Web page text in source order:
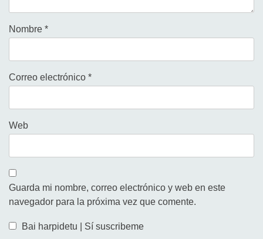
Nombre *
Correo electrónico *
Web
Guarda mi nombre, correo electrónico y web en este
navegador para la próxima vez que comente.
Bai harpidetu | Sí suscribeme